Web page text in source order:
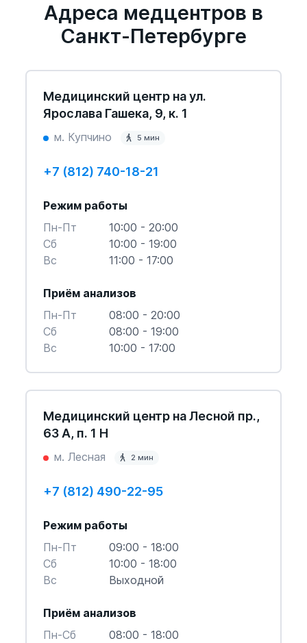
Адреса медцентров в
Санкт-Петербурге
Медицинский центр на ул.
Ярослава Гашека, 9, к. 1
м. Купчино 5 мин
+7 (812) 740-18-21
Режим работы
Пн-Пт
10:00 - 20:00
Cб
10:00 - 19:00
Вс
11:00 - 17:00
Приём анализов
Пн-Пт
08:00 - 20:00
Cб
08:00 - 19:00
Вс
10:00 - 17:00
Медицинский центр на Лесной пр.,
63 А, п. 1 Н
м. Лесная 2 мин
+7 (812) 490-22-95
Режим работы
Пн-Пт
09:00 - 18:00
Cб
10:00 - 18:00
Вс
Выходной
Приём анализов
Пн-Cб
08:00 - 18:00